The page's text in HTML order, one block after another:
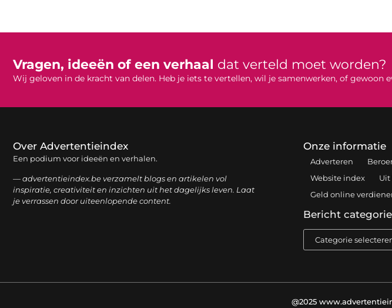
Vragen, ideeën of een verhaal dat verteld moet worden?
Wij geloven in de kracht van delen. Heb je iets te vertellen, wil je samenwerken, of gewoon
Over Advertentieindex
Een podium voor ideeën en verhalen.
— advertentieindex.be verzamelt blogs en artikelen vol
inspiratie, creativiteit en inzichten uit het dagelijks leven. Laat
je verrassen door uiteenlopende content.
Onze informatie
Adverteren
Website index
Uit
Geld online
Bericht categorie
@2025